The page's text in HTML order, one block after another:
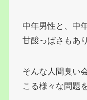
中年男性と、中
甘酸っぱさもあ
そんな人間臭い
こる様々な問題